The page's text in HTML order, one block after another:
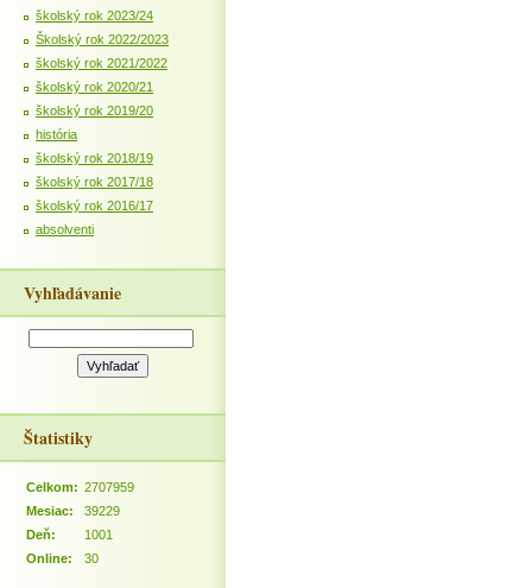
školský rok 2023/24
Školský rok 2022/2023
školský rok 2021/2022
školský rok 2020/21
školský rok 2019/20
história
školský rok 2018/19
školský rok 2017/18
školský rok 2016/17
absolventi
Vyhľadávanie
Štatistiky
Online: 30
Celkom: 2707959
Mesiac:
39229
Deň:
1001